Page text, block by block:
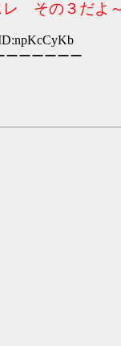
レ その３だよ
ーーーーーー